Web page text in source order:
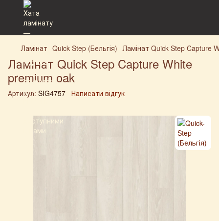
Ламінат Quick Step (Бельгія) Ламінат Quick Step Capture
Ламінат Quick Step Capture White
premium oak
Артикул: SIG4757 Написати відгук